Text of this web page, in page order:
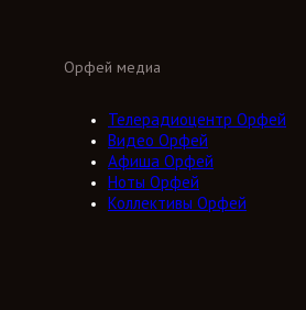
Орфей медиа
Телерадиоцентр Орфей
Видео Орфей
Афиша Орфей
Ноты Орфей
Коллективы Орфей